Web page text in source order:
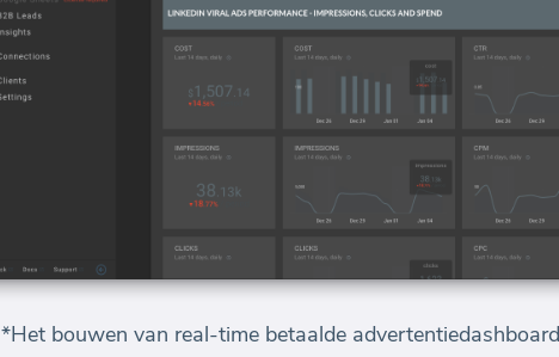
*Het bouwen van real-time betaalde